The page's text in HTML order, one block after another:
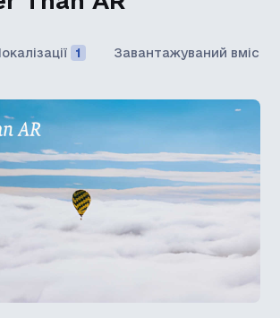
1 Завантажуваний вміст